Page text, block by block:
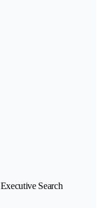
Search